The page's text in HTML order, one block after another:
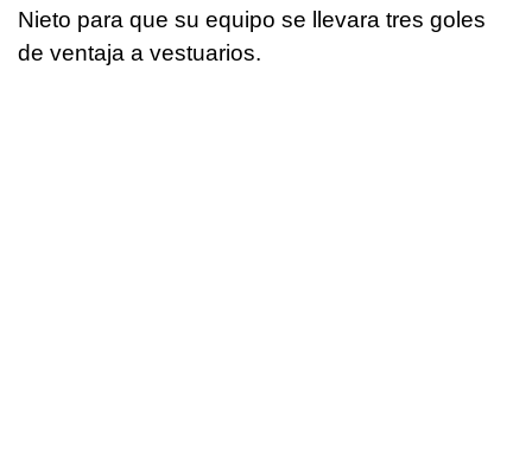
Nieto para que su equipo se llevara tres goles
de ventaja a vestuarios.